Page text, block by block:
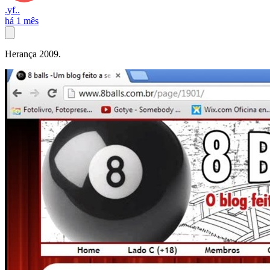
.yf..
há 1 mês
Herança 2009.